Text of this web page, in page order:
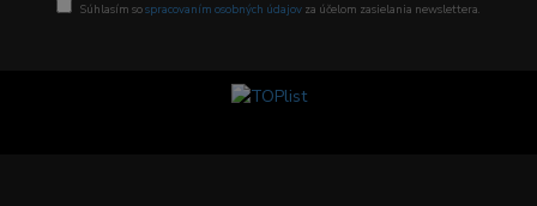
Súhlasím sospracovaním osobných údajov za účelom zasielania newslettera.